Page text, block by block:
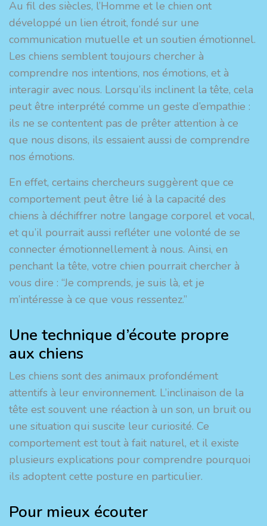
Au fil des siècles, l’Homme et le chien ont
développé un lien étroit, fondé sur une
communication mutuelle et un soutien émotionnel.
Les chiens semblent toujours chercher à
comprendre nos intentions, nos émotions, et à
interagir avec nous. Lorsqu’ils inclinent la tête, cela
peut être interprété comme un geste d’empathie :
ils ne se contentent pas de prêter attention à ce
que nous disons, ils essaient aussi de comprendre
nos émotions.
En effet, certains chercheurs suggèrent que ce
comportement peut être lié à la capacité des
chiens à déchiffrer notre langage corporel et vocal,
et qu’il pourrait aussi refléter une volonté de se
connecter émotionnellement à nous. Ainsi, en
penchant la tête, votre chien pourrait chercher à
vous dire : “Je comprends, je suis là, et je
m’intéresse à ce que vous ressentez.”
Une technique d’écoute propre
aux chiens
Les chiens sont des animaux profondément
attentifs à leur environnement. L’inclinaison de la
tête est souvent une réaction à un son, un bruit ou
une situation qui suscite leur curiosité. Ce
comportement est tout à fait naturel, et il existe
plusieurs explications pour comprendre pourquoi
ils adoptent cette posture en particulier.
Pour mieux écouter